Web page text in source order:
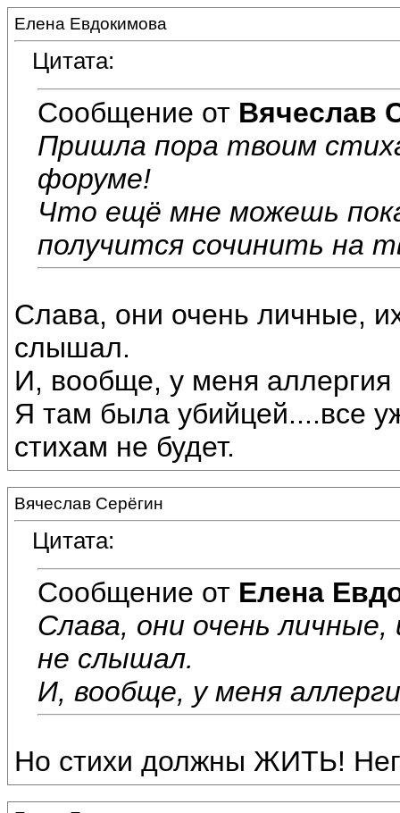
Елена Евдокимова
Цитата:
Сообщение от Вячеслав
Пришла пора твоим
форуме!
Что ещё мне можешь
получится сочинить на
Слава, они очень личные,
слышал.
И, вообще, у меня
Я там была убийцей....все
стихам не будет.
Вячеслав Серёгин
Цитата:
Сообщение от Елена
Слава, они очень личные,
не слышал.
И, вообще, у меня
Но стихи должны ЖИТЬ!